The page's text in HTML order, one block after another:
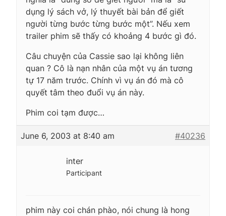
dụng lý sách vở, lý thuyết bài bản để giết
người từng bước từng bước một”. Nếu xem
trailer phim sẽ thấy có khoảng 4 bước gì đó.
Câu chuyện của Cassie sao lại không liên
quan ? Cô là nạn nhân của một vụ án tương
tự 17 năm trước. Chính vì vụ án đó mà cô
quyết tâm theo đuổi vụ án này.
Phim coi tạm được…
June 6, 2003 at 8:40 am #40236
inter
Participant
phim này coi chán phào, nói chung là hong